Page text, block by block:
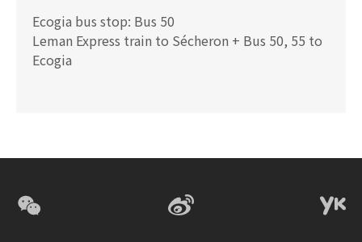
Ecogia bus stop: Bus 50
Leman Express train to Sécheron + Bus 50, 55 to
Ecogia